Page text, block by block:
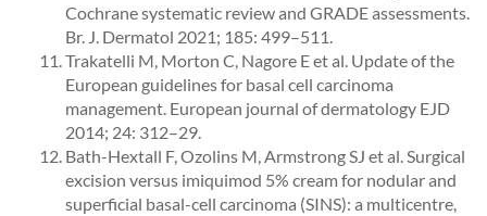
Cochrane systematic review and GRADE assessments.
Br. J. Dermatol 2021; 185: 499–511.
Trakatelli M, Morton C, Nagore E et al. Update of the
European guidelines for basal cell carcinoma
management. European journal of dermatology EJD
2014; 24: 312–29.
Bath-Hextall F, Ozolins M, Armstrong SJ et al. Surgical
excision versus imiquimod 5% cream for nodular and
superficial basal-cell carcinoma (SINS): a multicentre,